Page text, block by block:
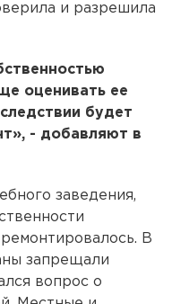
и разрешила
оценивать ее
будет
- добавляют в
заведения,
В
запрещали
вопрос о